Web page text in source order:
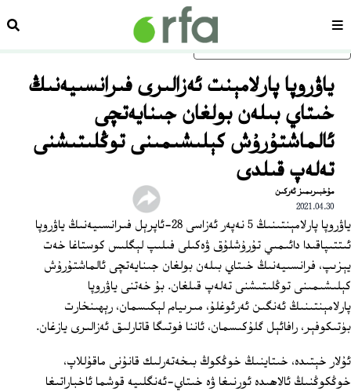
ئاساسلىق مەزمۇنغا ئاتلاڭسەھىپە
ياۋروپا پارلامېنت ئەزالىرى فىرانسىيەنىڭ
خىتاي بىلەن بولغان جىنايەتچى
ئالماشتۇرۇش كېلىشىمىنى توڭلىتىشنى
تەلەپ قىلدى
مۇخبىرىمىز ئەركىن
2021.04.30
ياۋروپا پارلامېنتىنىڭ 5 نەپەر ئەزاسى 28-ئاپرېل فىرانسىيەنىڭ ياۋروپا
ئىتتىپاقىدا دائىمىي تۇرۇشلۇق ۋەكىلى فىلىپ لېگلىس كوستاغا خەت
يېزىپ، فرانسىيەنىڭ خىتاي بىلەن بولغان جىنايەتچى ئالماشتۇرۇش
كېلىشىمىنى توڭلىتىشنى تەلەپ قىلغان. بۇ خەتنى ياۋروپا
پارلامېنتىنىڭ ئەنگىن ئەرئوغلۇ، مىرىيام لېكىسمان، رېھىنخارت
بۈتىكوفېر، رافائېل گلۇكىسمان، ئاننا فوتىگا قاتارلىق ئەزالىرى يازغان.
ئۇلار خېتىدە، خىتاينىڭ خوڭكوڭ بىخەتەرلىك قانۇنى ماقۇللاپ،
خوڭكوڭنىڭ ئالاھىدە ئورنىغا ۋە خىتاي-ئەنگلىيە قوشما ئاخباراتىغا